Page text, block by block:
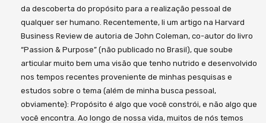
da descoberta do propósito para a realização pessoal de
qualquer ser humano. Recentemente, li um artigo na Harvard
Business Review de autoria de John Coleman, co-autor do livro
“Passion & Purpose” (não publicado no Brasil), que soube
articular muito bem uma visão que tenho nutrido e desenvolvido
nos tempos recentes proveniente de minhas pesquisas e
estudos sobre o tema (além de minha busca pessoal,
obviamente): Propósito é algo que você constrói, e não algo que
você encontra. Ao longo de nossa vida, muitos de nós temos